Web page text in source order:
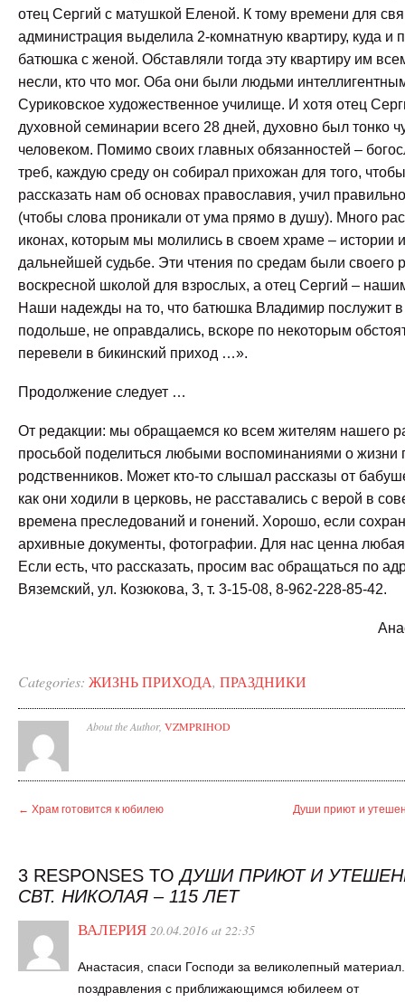
отец Сергий с матушкой Еленой. К тому времени для
администрация выделила 2-комнатную квартиру, куда и
батюшка с женой. Обставляли тогда эту квартиру им
несли, кто что мог. Оба они были людьми
Суриковское художественное училище. И хотя отец
духовной семинарии всего 28 дней, духовно был тонко
человеком. Помимо своих главных обязанностей –
треб, каждую среду он собирал прихожан для того,
рассказать нам об основах православия, учил
(чтобы слова проникали от ума прямо в душу). Много
иконах, которым мы молились в своем храме – истории
дальнейшей судьбе. Эти чтения по средам были своего
воскресной школой для взрослых, а отец Сергий –
Наши надежды на то, что батюшка Владимир послужит
подольше, не оправдались, вскоре по некоторым
перевели в бикинский приход …».
Продолжение следует …
От редакции: мы обращаемся ко всем жителям нашего
просьбой поделиться любыми воспоминаниями о жизни
родственников. Может кто-то слышал рассказы от
как они ходили в церковь, не расставались с верой в
времена преследований и гонений. Хорошо, если
архивные документы, фотографии. Для нас ценна
Если есть, что рассказать, просим вас обращаться по
Вяземский, ул. Козюкова, 3, т. 3-15-08, 8-962-228-85-42.
Categories: ЖИЗНЬ ПРИХОДА, ПРАЗДНИКИ
About the Author, VZMPRIHOD
← Храм готовится к юбилею Души приют и
3 RESPONSES TOДУШИ ПРИЮТ И
СВТ. НИКОЛАЯ – 115 ЛЕТ
ВАЛЕРИЯ 20.04.2016 at 22:35
Анастасия, спаси Господи за великолепный
поздравления с приближающимся юбилеем от